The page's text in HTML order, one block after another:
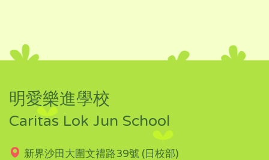
明愛樂進學校
Caritas Lok Jun School
新界沙田大圍文禮路39號 (日校部)